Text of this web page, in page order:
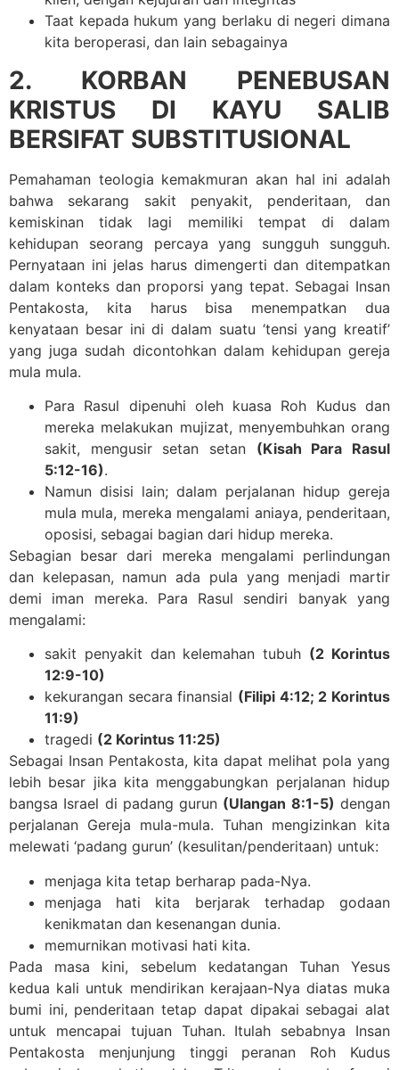
Taat kepada hukum yang berlaku di negeri dimana
kita beroperasi, dan lain sebagainya
2. KORBAN PENEBUSAN
KRISTUS DI KAYU SALIB
BERSIFAT SUBSTITUSIONAL
Pemahaman teologia kemakmuran akan hal ini adalah
bahwa sekarang sakit penyakit, penderitaan, dan
kemiskinan tidak lagi memiliki tempat di dalam
kehidupan seorang percaya yang sungguh sungguh.
Pernyataan ini jelas harus dimengerti dan ditempatkan
dalam konteks dan proporsi yang tepat. Sebagai Insan
Pentakosta, kita harus bisa menempatkan dua
kenyataan besar ini di dalam suatu ‘tensi yang kreatif’
yang juga sudah dicontohkan dalam kehidupan gereja
mula mula.
Para Rasul dipenuhi oleh kuasa Roh Kudus dan
mereka melakukan mujizat, menyembuhkan orang
sakit, mengusir setan setan (Kisah Para Rasul
5:12-16).
Namun disisi lain; dalam perjalanan hidup gereja
mula mula, mereka mengalami aniaya, penderitaan,
oposisi, sebagai bagian dari hidup mereka.
Sebagian besar dari mereka mengalami perlindungan
dan kelepasan, namun ada pula yang menjadi martir
demi iman mereka. Para Rasul sendiri banyak yang
mengalami:
sakit penyakit dan kelemahan tubuh (2 Korintus
12:9-10)
kekurangan secara finansial (Filipi 4:12; 2 Korintus
11:9)
tragedi (2 Korintus 11:25)
Sebagai Insan Pentakosta, kita dapat melihat pola yang
lebih besar jika kita menggabungkan perjalanan hidup
bangsa Israel di padang gurun (Ulangan 8:1-5) dengan
perjalanan Gereja mula-mula. Tuhan mengizinkan kita
melewati ‘padang gurun’ (kesulitan/penderitaan) untuk:
menjaga kita tetap berharap pada-Nya.
menjaga hati kita berjarak terhadap godaan
kenikmatan dan kesenangan dunia.
memurnikan motivasi hati kita.
Pada masa kini, sebelum kedatangan Tuhan Yesus
kedua kali untuk mendirikan kerajaan-Nya diatas muka
bumi ini, penderitaan tetap dapat dipakai sebagai alat
untuk mencapai tujuan Tuhan. Itulah sebabnya Insan
Pentakosta menjunjung tinggi peranan Roh Kudus